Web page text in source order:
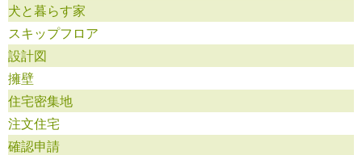
犬と暮らす家
スキップフロア
設計図
擁壁
住宅密集地
注文住宅
確認申請